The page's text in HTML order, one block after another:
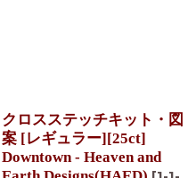
クロスステッチキット・図
案 [レギュラー][25ct]
Downtown - Heaven and